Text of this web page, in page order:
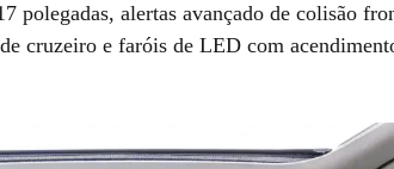
polegadas, alertas avançado de colisão
cruzeiro e faróis de LED com